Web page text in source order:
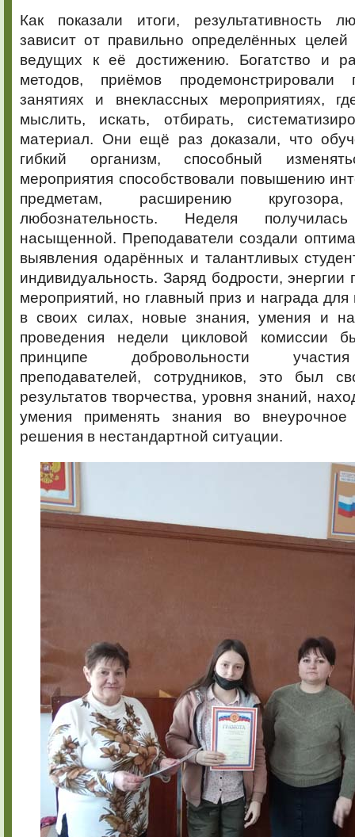
Как показали итоги, результативность
зависит от правильно определённых
ведущих к её достижению. Богатство и
методов, приёмов продемонстрировали
занятиях и внеклассных мероприятиях,
мыслить, искать, отбирать,
материал. Они ещё раз доказали, что
гибкий организм, способный
мероприятия способствовали повышению
предметам, расширению кругозора,
любознательность. Неделя
насыщенной. Преподаватели создали
выявления одарённых и талантливых
индивидуальность. Заряд бодрости, энергии
мероприятий, но главный приз и награда для
в своих силах, новые знания, умения и
проведения недели цикловой комиссии
принципе добровольности
преподавателей, сотрудников, это был
результатов творчества, уровня знаний,
умения применять знания во
решения в нестандартной ситуации.